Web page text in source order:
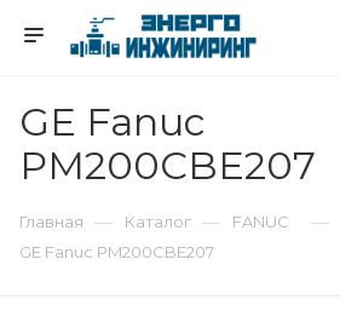
GE Fanuc
PM200CBE207
Главная — Каталог — FANUC —
GE Fanuc PM200CBE207